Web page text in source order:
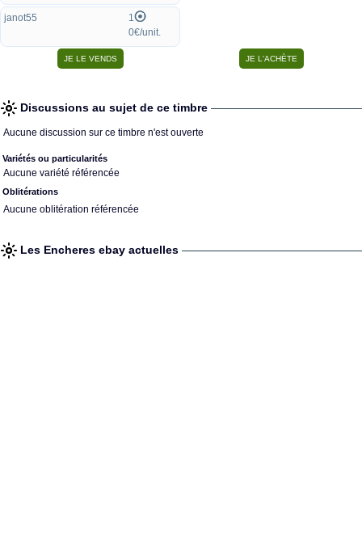
janot55
1
0€/unit.
Discussions au sujet de ce timbre
Aucune discussion sur ce timbre n'est ouverte
Variétés ou particularités
Aucune variété référencée
Oblitérations
Aucune oblitération référencée
Les Encheres ebay actuelles